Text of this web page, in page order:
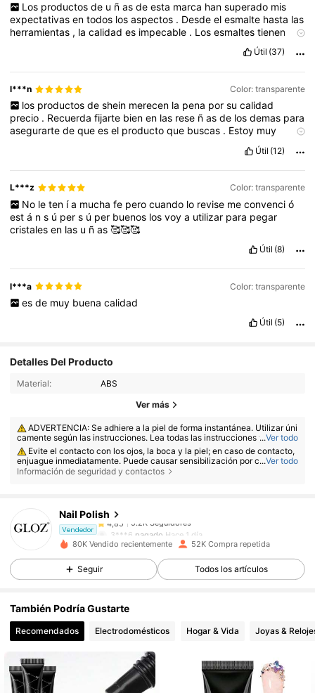
Los productos de u ñ as de esta marca han superado mis
expectativasentodos losaspectos . Desdeelesmalte hasta las
herramientas , lacalidades impecable . Losesmaltestienen
que
brillo .Adem ás
,latexturaessuaveyfácildeaplicar,loquefacilitauna
manicura
perfecta
excelentecalidad
acabado
profesional.Sin duda,estosproductossonidealestanto
quienesbuscanuntoquede eleganciaen su dí aa díacomo
paralosaficionadosdel arteenlasuñas.¡Totalmente
Útil (37)
l***n Color: transparente
los productos de shein merecen la pena por su calidad
precio . Recuerdafijarte bienen las rese ñasde losdemas para
asegurartedequeesel productoque buscas . Estoy muy
Útil (12)
L***z Color: transparente
No le ten ía mucha fe pero cuando lo revise me convenci ó
está ns ú pers ú per buenos losvoya utilizar para pegar
cristalesen las u ñas🥰🥰🥰
Útil (8)
l***a Color: transparente
es de muy buena calidad
Útil (5)
Detalles Del Producto
Material: ABS
Ver más
ADVERTENCIA: Se adhiere a la piel de forma instantánea. Utilizar úni
camente según las instrucciones. Lea todas las instrucciones y adverte
ncias del etiquetado del producto antes de su uso. Este producto está d
estinado exclusivamente para su uso en las uñas; no debe utilizarse en
el área de los ojos.
...Ver todo
Evite el contacto con los ojos, la boca y la piel; en caso de contacto,
enjuague inmediatamente. Puede causar sensibilización por contacto c
on la piel. Deje de utilizarlo si aparecen irritación, sensibilización, enroje
...Ver todo
Información de seguridad y contactos
Nail Polish
Vendedor
4,85 5.2K Seguidores
4,85
3***6
pagado
5.2K Seguidores
4,85
5.2K Seguidores
80K Vendido recientemente 52K Compra repetida
Seguir Todos los artículos
También Podría Gustarte
Recomendados Electrodomésticos Hogar & Vida Joyas &